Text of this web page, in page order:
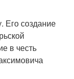
Его создание
в честь